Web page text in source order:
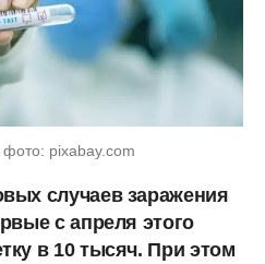
pixabay.com
случаев заражения
с апреля этого
в 10 тысяч. При этом